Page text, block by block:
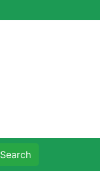
Search